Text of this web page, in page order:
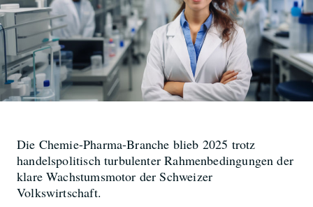
Die Chemie-Pharma-Branche blieb 2025 trotz
handelspolitisch turbulenter Rahmenbedingungen der
klare Wachstumsmotor der Schweizer
Volkswirtschaft.